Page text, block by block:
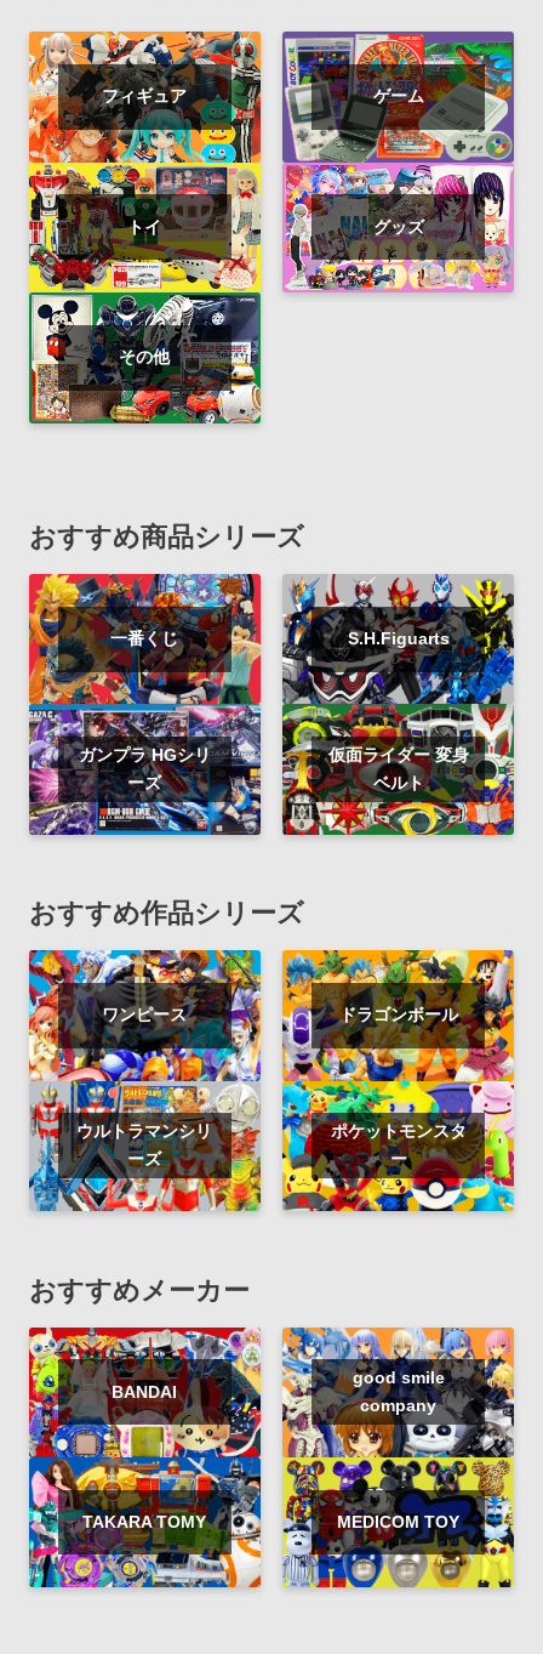
フィギュア ゲーム
トイ グッズ
その他
おすすめ商品シリーズ
一番くじ S.H.Figuarts
ガンプラ HGシリ
ーズ
仮面ライダー 変身
ベルト
おすすめ作品シリーズ
ワンピース ドラゴンボール
ウルトラマンシリ
ーズ
ポケットモンスタ
ー
おすすめメーカー
BANDAI
good smile
company
TAKARA TOMY MEDICOM TOY